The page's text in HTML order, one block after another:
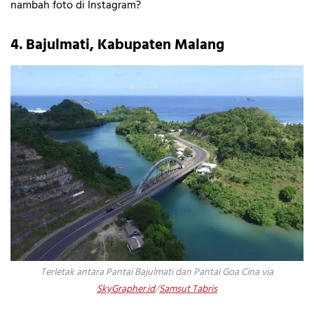
nambah foto di Instagram?
4. Bajulmati, Kabupaten Malang
Terletak antara Pantai Bajulmati dan Pantai Goa Cina via
SkyGrapher.id/Samsut Tabris